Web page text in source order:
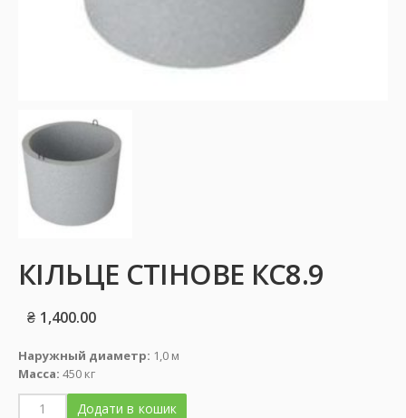
КІЛЬЦЕ СТІНОВЕ КС8.9
₴ 1,400.00
Наружный диаметр: 1,0 м
Масса: 450 кг
Додати в кошик